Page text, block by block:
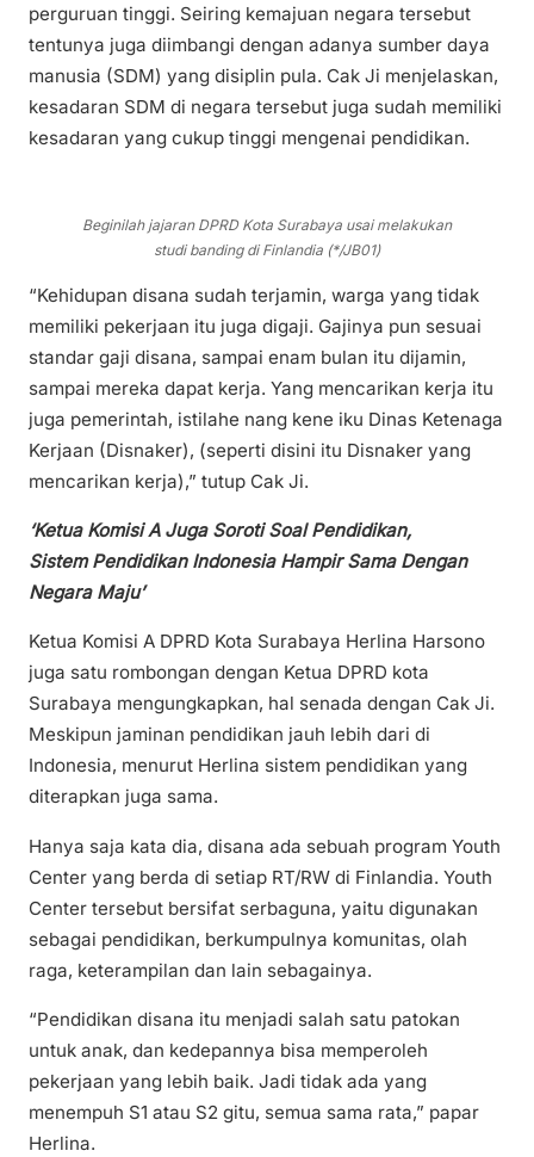
perguruan tinggi. Seiring kemajuan negara tersebut
tentunya juga diimbangi dengan adanya sumber daya
manusia (SDM) yang disiplin pula. Cak Ji menjelaskan,
kesadaran SDM di negara tersebut juga sudah memiliki
kesadaran yang cukup tinggi mengenai pendidikan.
Beginilah jajaran DPRD Kota Surabaya usai melakukan
studi banding di Finlandia (*/JB01)
“Kehidupan disana sudah terjamin, warga yang tidak
memiliki pekerjaan itu juga digaji. Gajinya pun sesuai
standar gaji disana, sampai enam bulan itu dijamin,
sampai mereka dapat kerja. Yang mencarikan kerja itu
juga pemerintah, istilahe nang kene iku Dinas Ketenaga
Kerjaan (Disnaker), (seperti disini itu Disnaker yang
mencarikan kerja),” tutup Cak Ji.
‘Ketua Komisi A Juga Soroti Soal Pendidikan,
Sistem Pendidikan Indonesia Hampir Sama Dengan
Negara Maju’
Ketua Komisi A DPRD Kota Surabaya Herlina Harsono
juga satu rombongan dengan Ketua DPRD kota
Surabaya mengungkapkan, hal senada dengan Cak Ji.
Meskipun jaminan pendidikan jauh lebih dari di
Indonesia, menurut Herlina sistem pendidikan yang
diterapkan juga sama.
Hanya saja kata dia, disana ada sebuah program Youth
Center yang berda di setiap RT/RW di Finlandia. Youth
Center tersebut bersifat serbaguna, yaitu digunakan
sebagai pendidikan, berkumpulnya komunitas, olah
raga, keterampilan dan lain sebagainya.
“Pendidikan disana itu menjadi salah satu patokan
untuk anak, dan kedepannya bisa memperoleh
pekerjaan yang lebih baik. Jadi tidak ada yang
menempuh S1 atau S2 gitu, semua sama rata,” papar
Herlina.